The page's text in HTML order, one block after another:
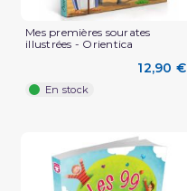
Mes premières sourates
illustrées - Orientica
12,90 €
En stock